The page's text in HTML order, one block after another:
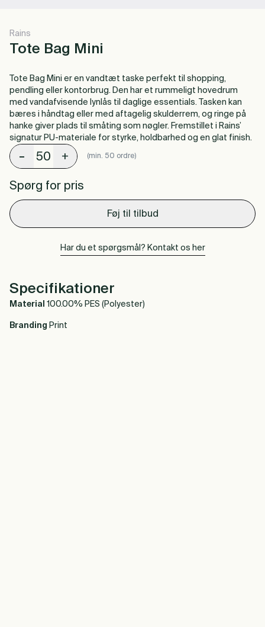
Rains
Tote Bag Mini
Tote Bag Mini er en vandtæt taske perfekt til shopping,
pendling eller kontorbrug. Den har et rummeligt hovedrum
med vandafvisende lynlås til daglige essentials. Tasken kan
bæres i håndtag eller med aftagelig skulderrem, og ringe på
hanke giver plads til småting som nøgler. Fremstillet i Rains’
signatur PU-materiale for styrke, holdbarhed og en glat finish.
- + (min. 50 ordre)
Spørg for pris
Føj til tilbud
Har du et spørgsmål? Kontakt os her
Specifikationer
Material 100.00% PES (Polyester)
Branding Print